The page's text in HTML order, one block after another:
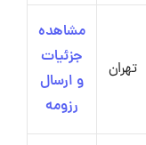
تهران
مشاهده
جزئیات
و ارسال
رزومه